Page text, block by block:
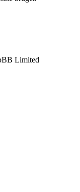
Limited